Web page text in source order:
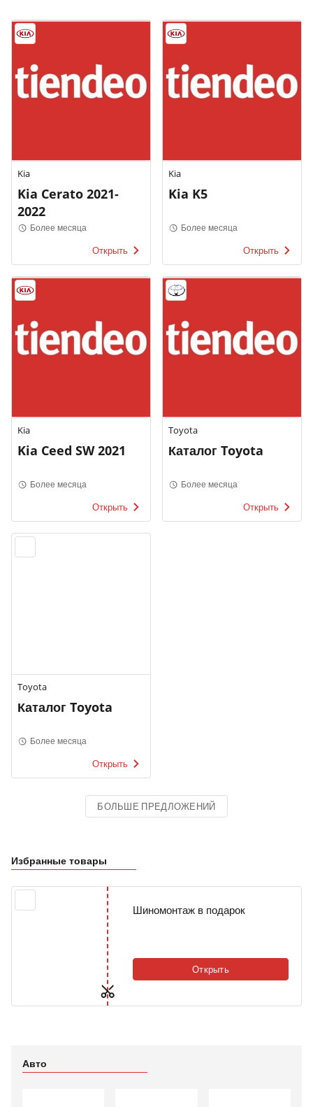
Kia
Kia Cerato 2021-
2022
Более месяца
Открыть
Kia
Kia K5
Более месяца
Открыть
Kia
Kia Ceed SW 2021
Более месяца
Открыть
Toyota
Каталог Toyota
Более месяца
Открыть
Toyota
Каталог Toyota
Более месяца
Открыть
БОЛЬШЕ ПРЕДЛОЖЕНИЙ
Избранные товары
Шиномонтаж в подарок
Открыть
Авто